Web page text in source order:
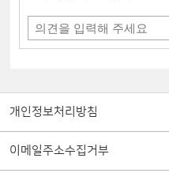
개인정보처리방침
이메일주소수집거부